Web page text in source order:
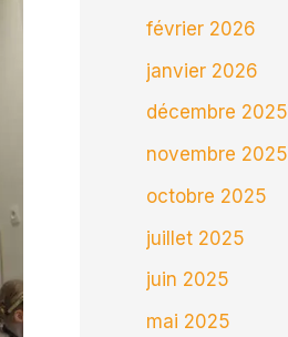
février 2026
janvier 2026
décembre 2025
novembre 2025
octobre 2025
juillet 2025
juin 2025
mai 2025